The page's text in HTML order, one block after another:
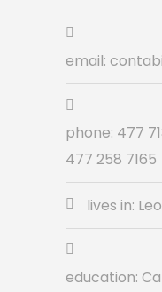
email:
phone: 477
477 258 7165
lives in:
education: